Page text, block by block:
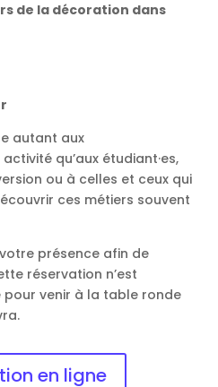
de la décoration dans
autant aux
qu’aux étudiant·es,
ou à celles et ceux qui
ces métiers souvent
présence afin de
réservation n’est
venir à la table ronde
en ligne